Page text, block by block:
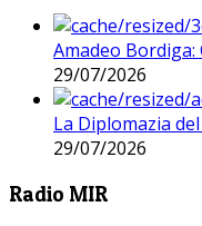
Amadeo
29/07/2026
La Diplomazia
29/07/2026
Radio MIR